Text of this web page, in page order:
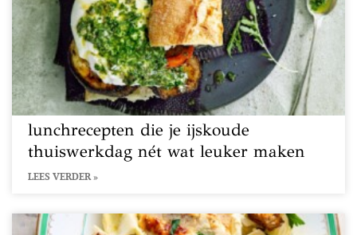
lunchrecepten die je ijskoude
thuiswerkdag nét wat leuker maken
LEES VERDER »